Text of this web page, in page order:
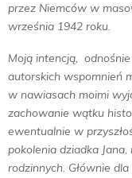
przez Niemców w
września 1942 roku.
Moją intencją,
autorskich wspomnień
w nawiasach moimi
zachowanie wątku
ewentualnie w
pokolenia dziadka
rodzinnych. Głównie